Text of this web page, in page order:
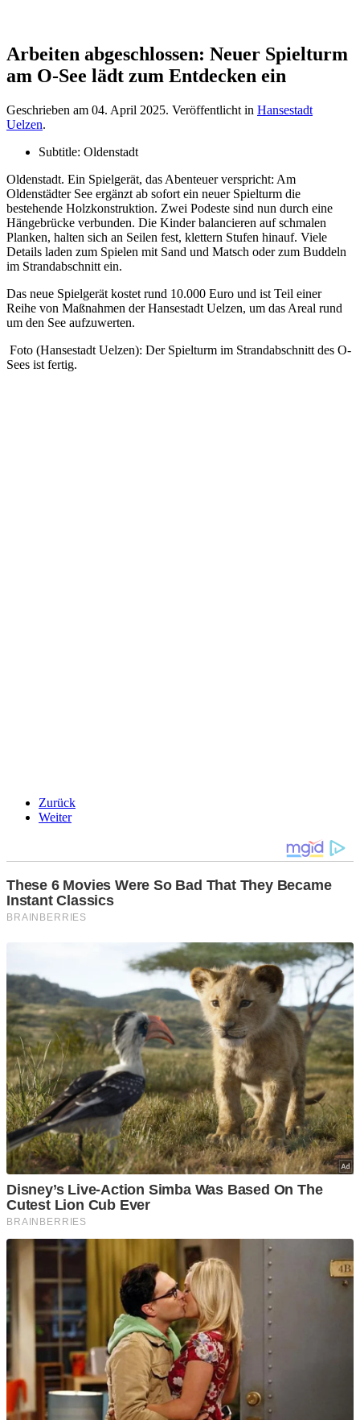
Arbeiten abgeschlossen: Neuer Spielturm
am O-See lädt zum Entdecken ein
Geschrieben am 04. April 2025. Veröffentlicht in Hansestadt
Uelzen.
Subtitle: Oldenstadt
Oldenstadt. Ein Spielgerät, das Abenteuer verspricht: Am
Oldenstädter See ergänzt ab sofort ein neuer Spielturm die
bestehende Holzkonstruktion. Zwei Podeste sind nun durch eine
Hängebrücke verbunden. Die Kinder balancieren auf schmalen
Planken, halten sich an Seilen fest, klettern Stufen hinauf. Viele
Details laden zum Spielen mit Sand und Matsch oder zum Buddeln
im Strandabschnitt ein.
Das neue Spielgerät kostet rund 10.000 Euro und ist Teil einer
Reihe von Maßnahmen der Hansestadt Uelzen, um das Areal rund
um den See aufzuwerten.
Foto (Hansestadt Uelzen): Der Spielturm im Strandabschnitt des O-
Sees ist fertig.
Zurück
Weiter